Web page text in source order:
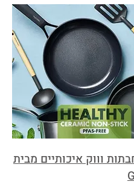
וווק איכותיים מבית